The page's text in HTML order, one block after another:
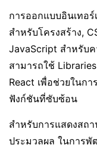
การออกแบบอินเทอ
สำหรับโครงสร้าง,
JavaScript สำหรับ
สามารถใช้
React เพื่อช่วยในก
ฟังก์ชันที่ซับซ้อน
สำหรับการแสดงสถ
ประมวลผล ในการ